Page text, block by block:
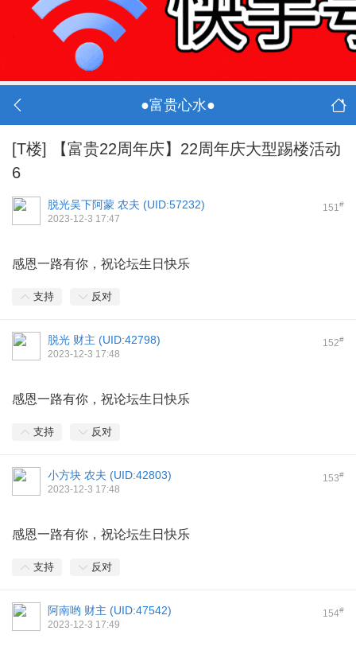
●富贵心水●
[T楼]
【富贵22周年庆】22周年庆大型踢楼活动
6
151#
脱光吴下阿蒙 农夫 (UID:57232)
2023-12-3 17:47
感恩一路有你，祝论坛生日快乐
支持 反对
152#
脱光 财主 (UID:42798)
2023-12-3 17:48
感恩一路有你，祝论坛生日快乐
支持 反对
153#
小方块 农夫 (UID:42803)
2023-12-3 17:48
感恩一路有你，祝论坛生日快乐
支持 反对
154#
阿南哟 财主 (UID:47542)
2023-12-3 17:49